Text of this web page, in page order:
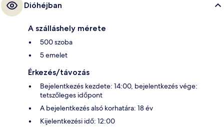
Dióhéjban
A szálláshely mérete
500 szoba
5 emelet
Érkezés/távozás
Bejelentkezés kezdete: 14:00, bejelentkezés vége:
tetszőleges időpont
A bejelentkezés alsó korhatára: 18 év
Kijelentkezési idő: 12:00